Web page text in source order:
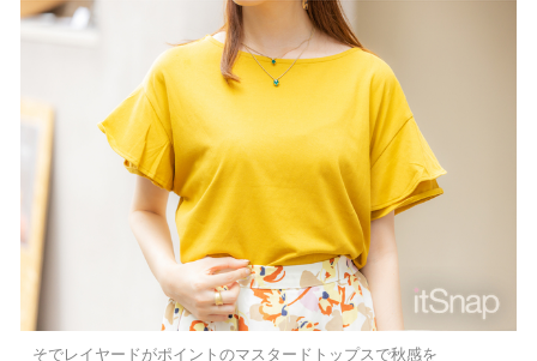
そでレイヤードがポイントのマスタードトップスで秋感を